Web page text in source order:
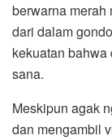
berwarna merah
dari dalam
kekuatan
sana.
Meskipun agak
dan mengambil